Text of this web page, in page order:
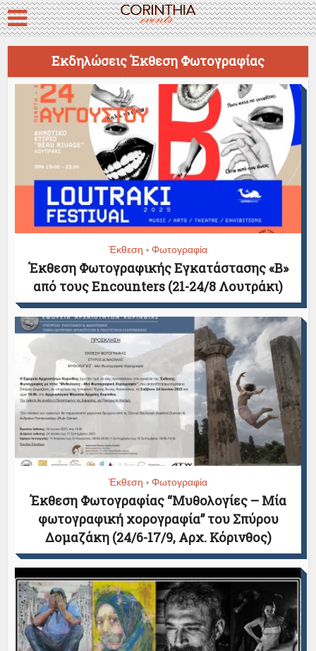
Εκδηλώσεις Έκθεση Φωτογραφίας
Έκθεση • Φωτογραφία
Έκθεση Φωτογραφικής Εγκατάστασης «Β»
από τους Encounters (21-24/8 Λουτράκι)
Έκθεση • Φωτογραφία
Έκθεση Φωτογραφίας “Μυθολογίες – Μία
φωτογραφική χορογραφία” του Σπύρου
Δομαζάκη (24/6-17/9, Αρχ. Κόρινθος)